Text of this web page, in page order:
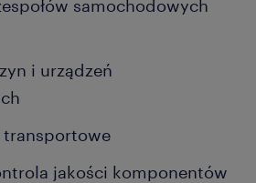
samochodowych
i urządzeń
transportowe
jakości komponentów